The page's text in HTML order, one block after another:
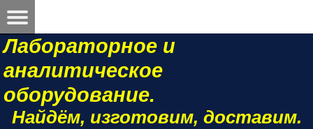
Лабораторное и
аналитическое
оборудование.
Найдём, изготовим, доставим.